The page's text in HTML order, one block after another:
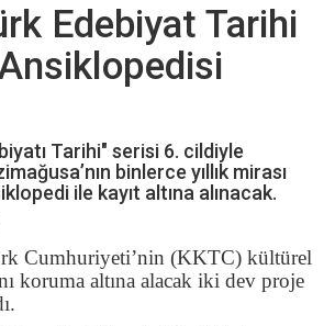
Edebiyat Tarihi
Tarihi" serisi 6. cildiyle
binlerce yıllık mirası
ile kayıt altına alınacak.
Cumhuriyeti’nin (KKTC) kültürel
koruma altına alacak iki dev proje